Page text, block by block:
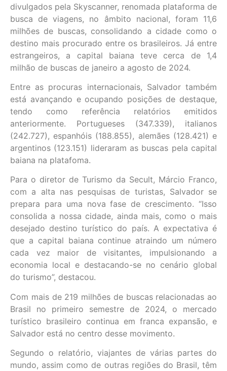
divulgados pela Skyscanner, renomada plataforma de
busca de viagens, no âmbito nacional, foram 11,6
milhões de buscas, consolidando a cidade como o
destino mais procurado entre os brasileiros. Já entre
estrangeiros, a capital baiana teve cerca de 1,4
milhão de buscas de janeiro a agosto de 2024.
Entre as procuras internacionais, Salvador também
está avançando e ocupando posições de destaque,
tendo como referência relatórios emitidos
anteriormente. Portugueses (347.339), italianos
(242.727), espanhóis (188.855), alemães (128.421) e
argentinos (123.151) lideraram as buscas pela capital
baiana na platafoma.
Para o diretor de Turismo da Secult, Márcio Franco,
com a alta nas pesquisas de turistas, Salvador se
prepara para uma nova fase de crescimento. “Isso
consolida a nossa cidade, ainda mais, como o mais
desejado destino turístico do país. A expectativa é
que a capital baiana continue atraindo um número
cada vez maior de visitantes, impulsionando a
economia local e destacando-se no cenário global
do turismo”, destacou.
Com mais de 219 milhões de buscas relacionadas ao
Brasil no primeiro semestre de 2024, o mercado
turístico brasileiro continua em franca expansão, e
Salvador está no centro desse movimento.
Segundo o relatório, viajantes de várias partes do
mundo, assim como de outras regiões do Brasil, têm